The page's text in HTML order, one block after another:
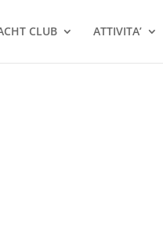
CLUB ATTIVITA’